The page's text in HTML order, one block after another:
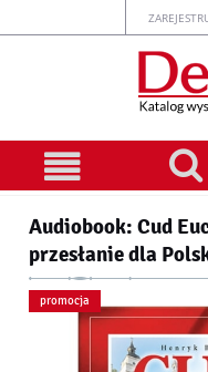
Audiobook: Cud
przesłanie dla
promocja